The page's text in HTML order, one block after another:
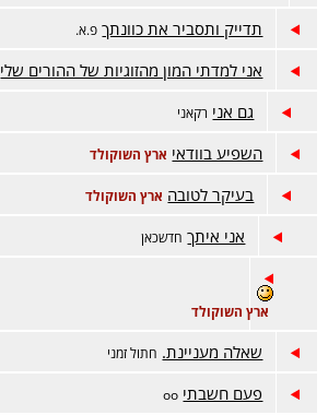
תדייק ותסביר את כוונתך פ.א.
אני למדתי המון מהזוגיות של ההורים שלי
גם אני רקאני
השפיע בוודאי ארץ השוקולד
בעיקר לטובה ארץ השוקולד
אני איתך חדשכאן
ארץ השוקולד
שאלה מעניינת. חתול זמני
פעם חשבתי oo